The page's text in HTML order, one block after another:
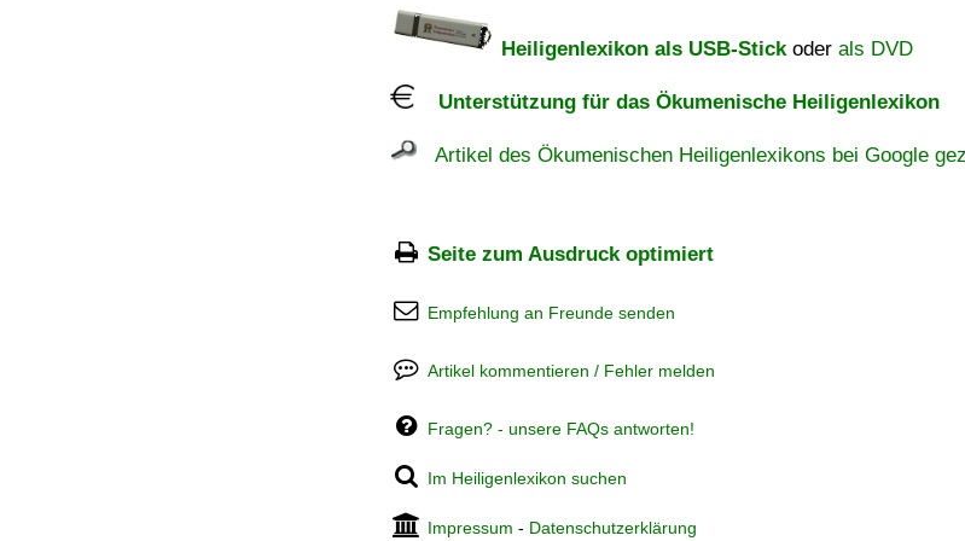
Heiligenlexikon als USB-Stickoder als DVD
Unterstützung für das Ökumenische Heiligenlexikon
Artikel des Ökumenischen Heiligenlexikons bei Google
Seite zum Ausdruck optimiert
Empfehlung an Freunde senden
Artikel kommentieren / Fehler melden
Fragen? - unsere FAQs antworten!
Im Heiligenlexikon suchen
Impressum - Datenschutzerklärung